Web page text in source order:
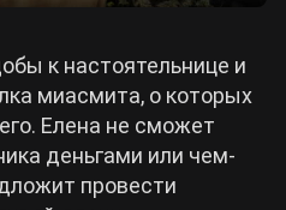
к настоятельнице и
миасмита, о которых
Елена не сможет
деньгами или чем-
провести